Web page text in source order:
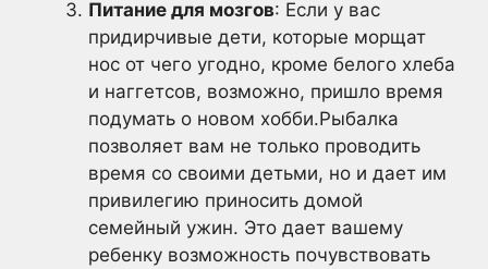
Питание для мозгов: Если у вас
придирчивые дети, которые морщат
нос от чего угодно, кроме белого хлеба
и наггетсов, возможно, пришло время
подумать о новом хобби.Рыбалка
позволяет вам не только проводить
время со своими детьми, но и дает им
привилегию приносить домой
семейный ужин. Это дает вашему
ребенку возможность почувствовать